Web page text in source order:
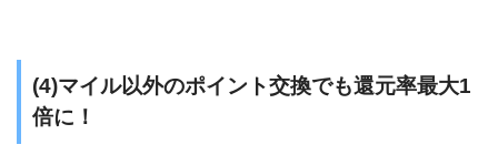
(4)マイル以外のポイント交換でも還元率最大1
倍に！